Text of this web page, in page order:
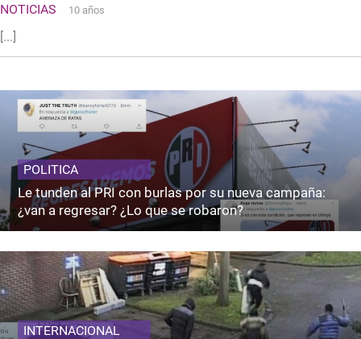
NOTICIAS 10 años
[...]
POLITICA
Le tunden al PRI con burlas por su nueva campaña:
¿van a regresar? ¿Lo que se robaron?
INTERNACIONAL